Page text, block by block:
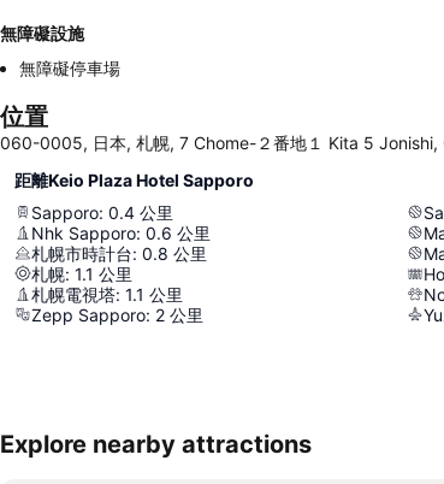
無障礙設施
無障礙停車場
位置
060-0005, 日本, 札幌, 7 Chome-２番地１ Kita 5 Jonishi,
距離Keio Plaza Hotel Sapporo
Sapporo: 0.4 公里
Nhk Sapporo: 0.6 公里
札幌市時計台: 0.8 公里
札幌: 1.1 公里
札幌電視塔: 1.1 公里
Zepp Sapporo: 2 公里
Explore nearby attractions